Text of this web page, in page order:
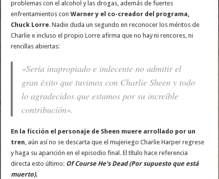
problemas con el alcohol y las drogas, además de fuertes
enfrentamientos conWarner y el co-creador del programa,
Chuck Lorre. Nadie duda un segundo en reconocer los méritos de
Charlie e incluso el propio Lorre afirma que no hay ni rencores, ni
rencillas abiertas:
«Sería inapropiado e indecente no admitir el
gran éxito que tuvimos con Charlie Sheen y todo
lo agradecidos que estamos por su increíble
contribución».
En la ficción el personaje de Sheen muere arrollado por un
tren, aún así no se descarta que el mujeriego Charlie Harper regrese
y haga su aparición en el episodio final. El título hace referencia
directa esto último: Of Course He’s Dead (Por supuesto que está
muerto).